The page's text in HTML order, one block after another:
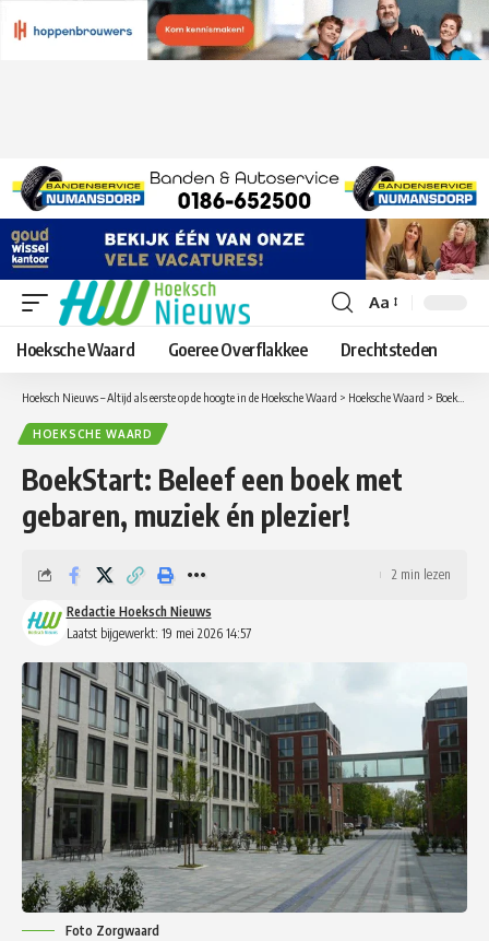
Lettergrootte
aanpassen
Aa
Hoeksche Waard Goeree Overflakkee Drechtsteden
Hoeksch Nieuws – Altijd als eerste op de hoogte in de Hoeksche Waard > Hoeksche Waard > BoekStart: Beleef een boek met gebaren, muziek én plezier!
HOEKSCHE WAARD
BoekStart: Beleef een boek met
gebaren, muziek én plezier!
Laatst bijgewerkt: 19 mei 2026 14:57
Redactie Hoeksch Nieuws
2 min lezen
Foto Zorgwaard